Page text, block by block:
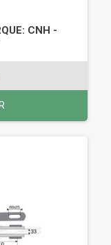
CNH -